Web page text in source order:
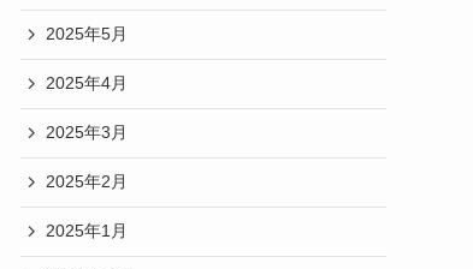
2025年5月
2025年4月
2025年3月
2025年2月
2025年1月